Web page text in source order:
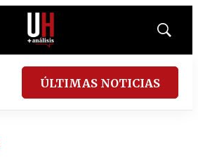
Mostrar
ÚLTIMAS NOTICIAS